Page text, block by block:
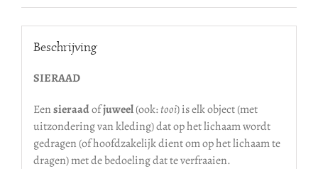
Beschrijving
SIERAAD
Eensieraadofjuweel(ook:tooi) is elk object (met
uitzondering van kleding) dat op het lichaam wordt
gedragen (of hoofdzakelijk dient om op het lichaam te
dragen) met de bedoeling dat te verfraaien.